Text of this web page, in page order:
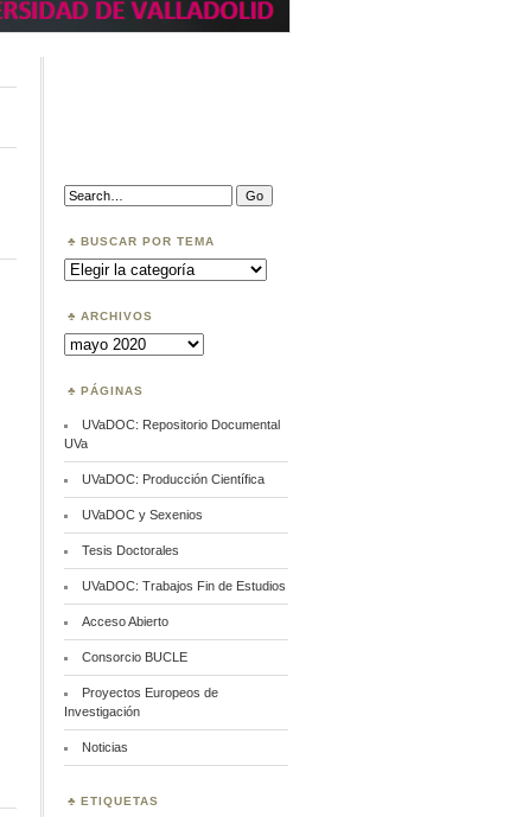
Search:
BUSCAR POR TEMA
Buscar
por
ARCHIVOS
Archivos
PÁGINAS
UVaDOC: Repositorio Documental
UVa
UVaDOC: Producción Científica
UVaDOC y Sexenios
Tesis Doctorales
UVaDOC: Trabajos Fin de Estudios
Acceso Abierto
Consorcio BUCLE
Proyectos Europeos de
Investigación
Noticias
ETIQUETAS